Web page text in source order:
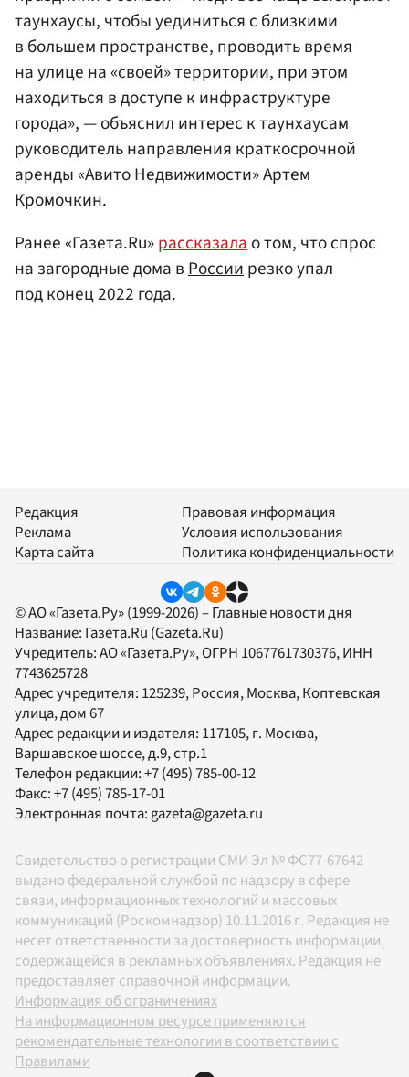
таунхаусы, чтобы уединиться с близкими
в большем пространстве, проводить время
на улице на «своей» территории, при этом
находиться в доступе к инфраструктуре
города», — объяснил интерес к таунхаусам
руководитель направления краткосрочной
аренды «Авито Недвижимости» Артем
Кромочкин.
Ранее «Газета.Ru»рассказалао том, что спрос
на загородные дома вРоссиирезко упал
под конец 2022 года.
Редакция
Реклама
Карта сайта
Правовая информация
Условия использования
Политика конфиденциальности
© АО «Газета.Ру» (1999-2026) – Главные новости дня
Название: Газета.Ru (Gazeta.Ru)
Учредитель:АО «Газета.Ру», ОГРН 1067761730376, ИНН
7743625728
Адрес учредителя: 125239, Россия, Москва, Коптевская
улица, дом 67
Адрес редакции и издателя: 117105, г. Москва,
Варшавское шоссе, д.9, стр.1
Телефон редакции:+7 (495) 785-00-12
Факс:+7 (495) 785-17-01
Электронная почта:gazeta@gazeta.ru
Свидетельство о регистрации СМИ Эл № ФС77-67642
выдано федеральной службой по надзору в сфере
связи, информационных технологий и массовых
коммуникаций (Роскомнадзор) 10.11.2016 г. Редакция не
несет ответственности за достоверность информации,
содержащейся в рекламных объявлениях. Редакция не
предоставляет справочной информации.
Информация об ограничениях
На информационном ресурсе применяются
рекомендательные технологии в соответствии с
Правилами